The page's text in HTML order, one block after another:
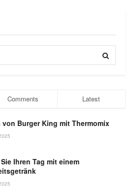
Comments Latest
von Burger King mit Thermomix
Ihren Tag mit einem